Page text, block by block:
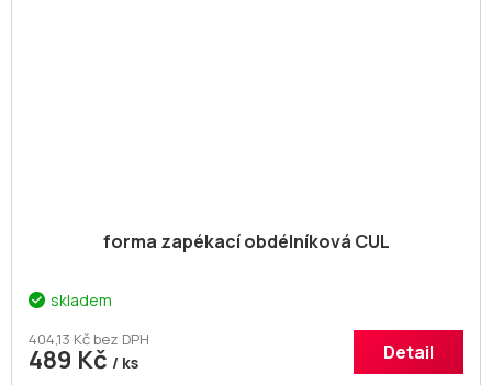
forma zapékací obdélníková CUL
skladem
404,13 Kč bez DPH
489 Kč / ks Detail